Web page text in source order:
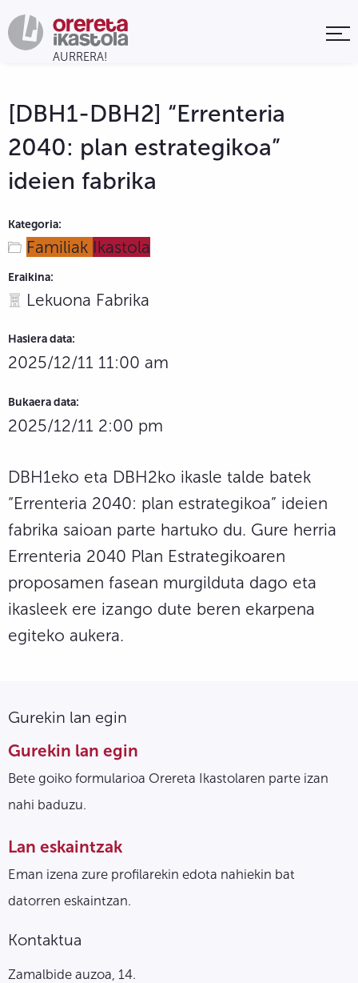
[DBH1-DBH2] “Errenteria
2040: plan estrategikoa”
ideien fabrika
Kategoria:
Familiak Ikastola
Eraikina:
Lekuona Fabrika
Hasiera data:
2025/12/11 11:00 am
Bukaera data:
2025/12/11 2:00 pm
DBH1eko eta DBH2ko ikasle talde batek
“Errenteria 2040: plan estrategikoa” ideien
fabrika saioan parte hartuko du. Gure herria
Errenteria 2040 Plan Estrategikoaren
proposamen fasean murgilduta dago eta
ikasleek ere izango dute beren ekarpena
egiteko aukera.
Gurekin lan egin
Gurekin lan egin
Bete goiko formularioa Orereta Ikastolaren parte izan
nahi baduzu.
Lan eskaintzak
Eman izena zure profilarekin edota nahiekin bat
datorren eskaintzan.
Kontaktua
Zamalbide auzoa, 14.